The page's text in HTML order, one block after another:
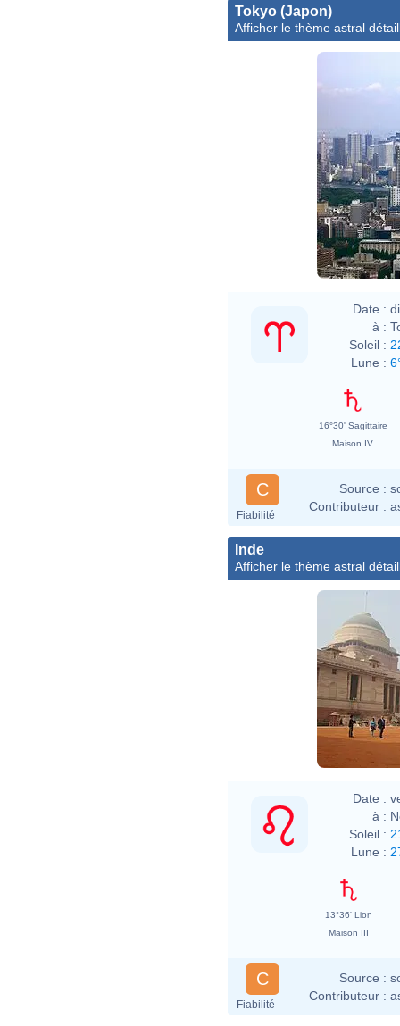
Tokyo (Japon)
Afficher le thème astral
Date :
à :
Soleil :
Lune :
16°30' Sagittaire
Maison IV
C
Fiabilité
Source :
Contributeur :
Inde
Afficher le thème astral
Date :
à :
Soleil :
Lune :
13°36' Lion
Maison III
C
Fiabilité
Source :
Contributeur :